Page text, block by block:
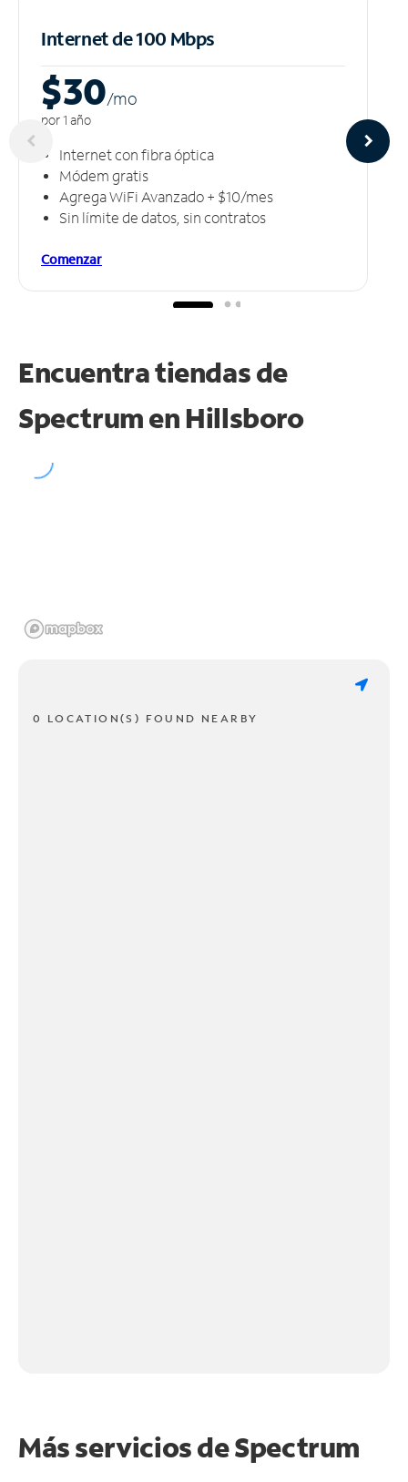
Internet de 100 Mbps
$30/mo
por 1 año
Internet con fibra óptica
Módem gratis
Agrega WiFi Avanzado + $10/mes
Sin límite de datos, sin contratos
Comenzar
Encuentra tiendas de
Spectrum en Hillsboro
0 LOCATION(S) FOUND NEARBY
Más servicios de Spectrum